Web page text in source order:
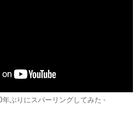
ぶりにスパーリングしてみた -